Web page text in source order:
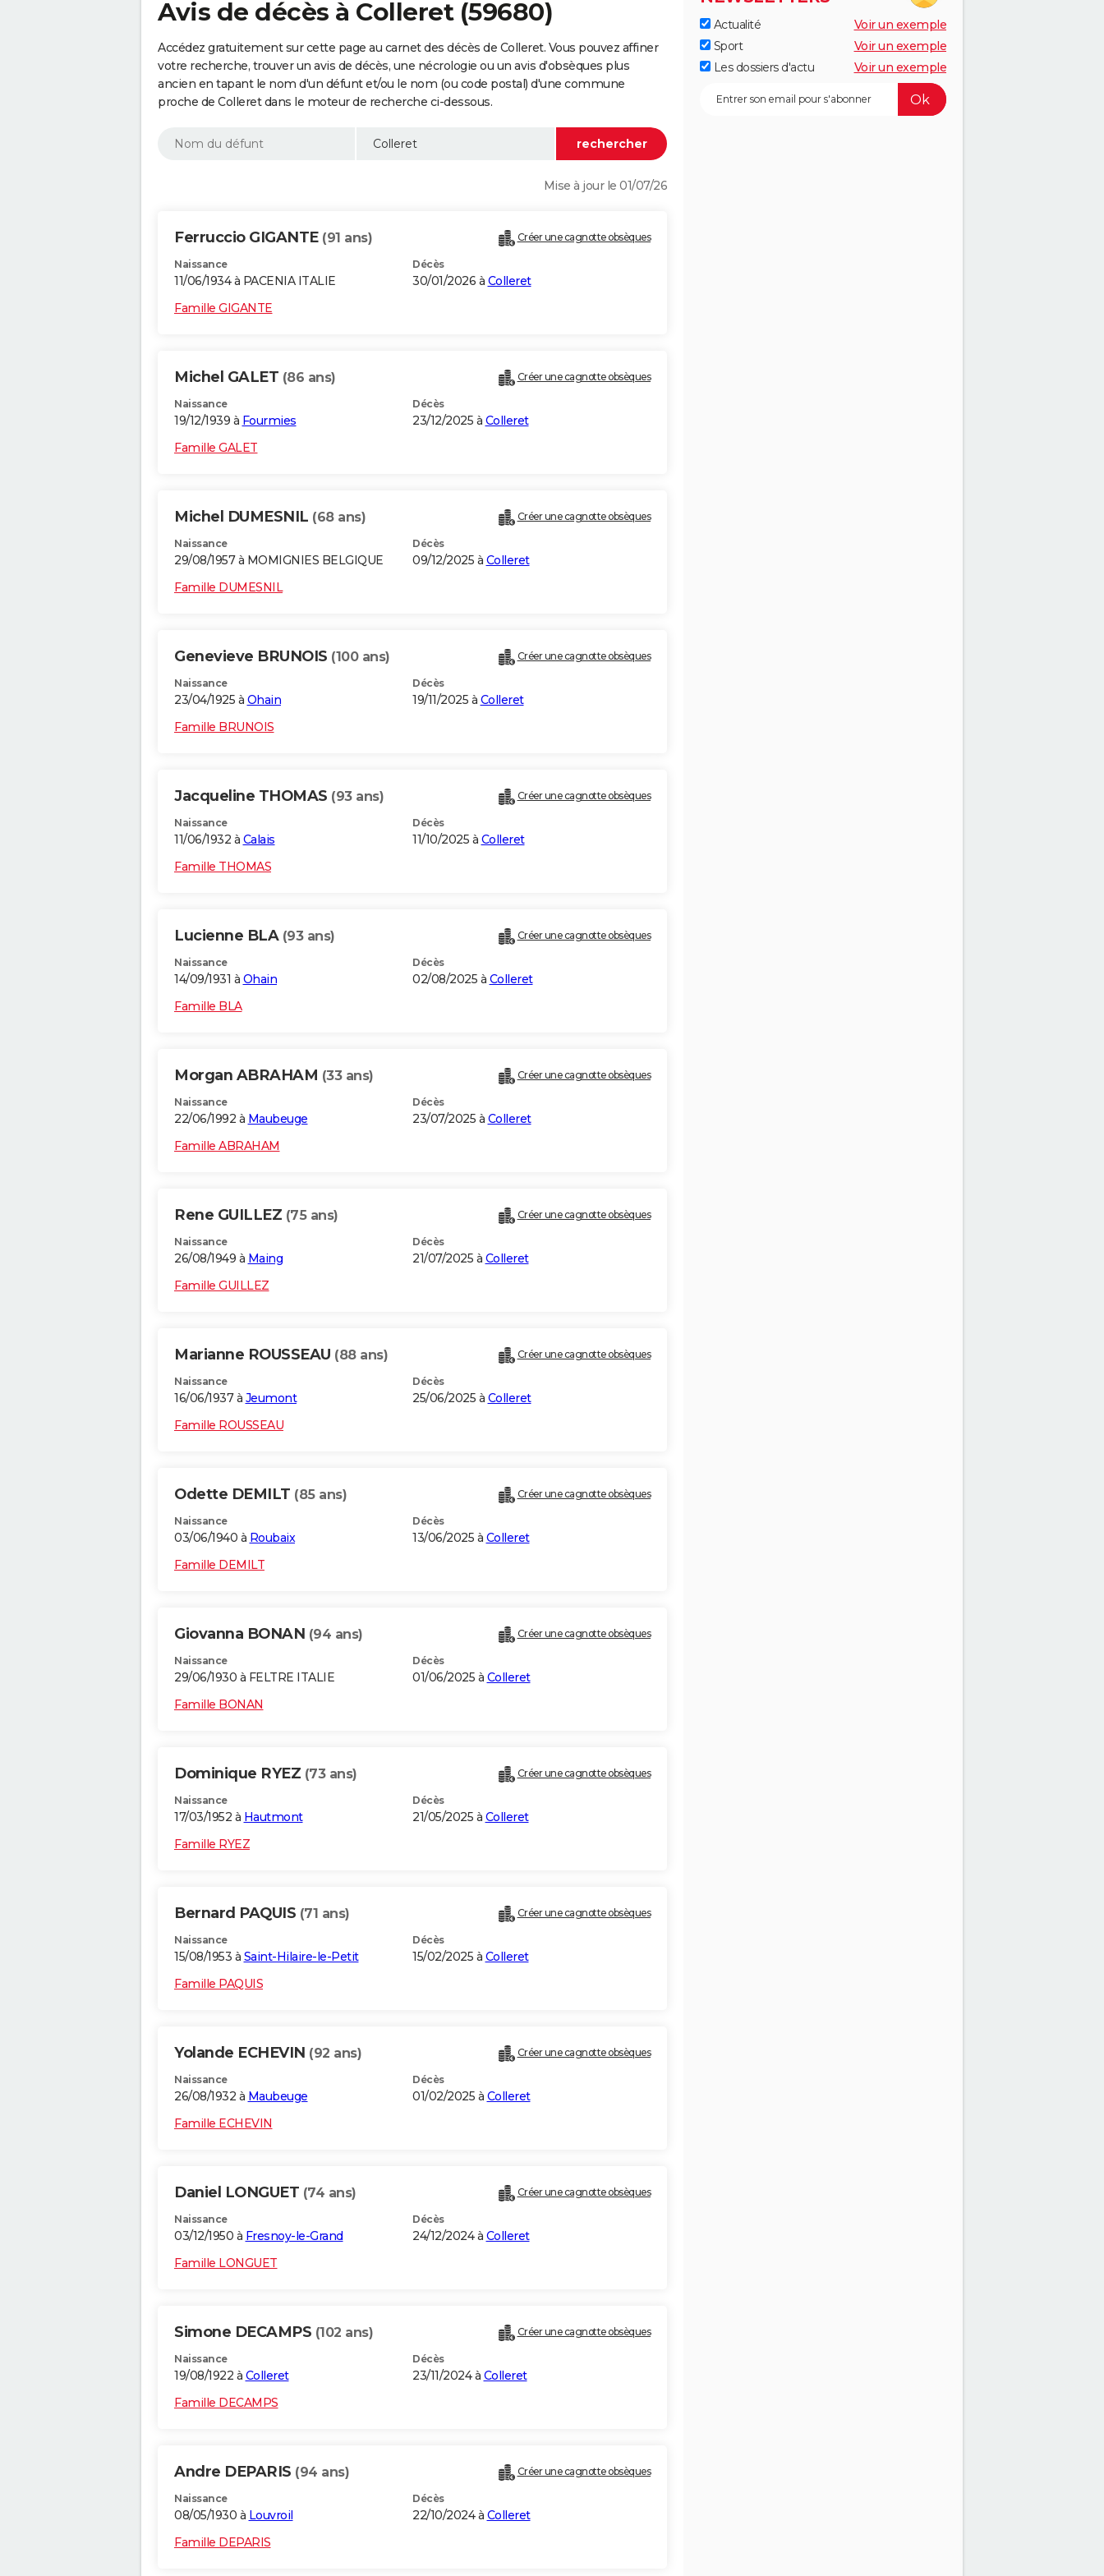
Avis de décès à Colleret (59680)
Accédez gratuitement sur cette page au carnet des décès de Colleret. Vous pouvez affiner
votre recherche, trouver un avis de décès, une nécrologie ou un avis d'obsèques plus
ancien en tapant le nom d'un défunt et/ou le nom (ou code postal) d'une commune
proche de Colleret dans le moteur de recherche ci-dessous.
Mise à jour le 01/07/26
Ferruccio GIGANTE (91 ans) Créer une cagnotte obsèques
Naissance
11/06/1934 à PACENIA ITALIE
Décès
30/01/2026 à Colleret
Famille GIGANTE
Michel GALET (86 ans) Créer une cagnotte obsèques
Naissance
19/12/1939 à Fourmies
Décès
23/12/2025 à Colleret
Famille GALET
Michel DUMESNIL (68 ans) Créer une cagnotte obsèques
Naissance
29/08/1957 à MOMIGNIES BELGIQUE
Décès
09/12/2025 à Colleret
Famille DUMESNIL
Genevieve BRUNOIS (100 ans) Créer une cagnotte obsèques
Naissance
23/04/1925 à Ohain
Décès
19/11/2025 à Colleret
Famille BRUNOIS
Jacqueline THOMAS (93 ans) Créer une cagnotte obsèques
Naissance
11/06/1932 à Calais
Décès
11/10/2025 à Colleret
Famille THOMAS
Lucienne BLA (93 ans) Créer une cagnotte obsèques
Naissance
14/09/1931 à Ohain
Décès
02/08/2025 à Colleret
Famille BLA
Morgan ABRAHAM (33 ans) Créer une cagnotte obsèques
Naissance
22/06/1992 à Maubeuge
Décès
23/07/2025 à Colleret
Famille ABRAHAM
Rene GUILLEZ (75 ans) Créer une cagnotte obsèques
Naissance
26/08/1949 à Maing
Décès
21/07/2025 à Colleret
Famille GUILLEZ
Marianne ROUSSEAU (88 ans) Créer une cagnotte obsèques
Naissance
16/06/1937 à Jeumont
Décès
25/06/2025 à Colleret
Famille ROUSSEAU
Odette DEMILT (85 ans) Créer une cagnotte obsèques
Naissance
03/06/1940 à Roubaix
Décès
13/06/2025 à Colleret
Famille DEMILT
Giovanna BONAN (94 ans) Créer une cagnotte obsèques
Naissance
29/06/1930 à FELTRE ITALIE
Décès
01/06/2025 à Colleret
Famille BONAN
Dominique RYEZ (73 ans) Créer une cagnotte obsèques
Naissance
17/03/1952 à Hautmont
Décès
21/05/2025 à Colleret
Famille RYEZ
Bernard PAQUIS (71 ans) Créer une cagnotte obsèques
Naissance
15/08/1953 à Saint-Hilaire-le-Petit
Décès
15/02/2025 à Colleret
Famille PAQUIS
Yolande ECHEVIN (92 ans) Créer une cagnotte obsèques
Naissance
26/08/1932 à Maubeuge
Décès
01/02/2025 à Colleret
Famille ECHEVIN
Daniel LONGUET (74 ans) Créer une cagnotte obsèques
Naissance
03/12/1950 à Fresnoy-le-Grand
Décès
24/12/2024 à Colleret
Famille LONGUET
Simone DECAMPS (102 ans) Créer une cagnotte obsèques
Naissance
19/08/1922 à Colleret
Décès
23/11/2024 à Colleret
Famille DECAMPS
Andre DEPARIS (94 ans) Créer une cagnotte obsèques
Naissance
08/05/1930 à Louvroil
Décès
22/10/2024 à Colleret
Famille DEPARIS
Actualité
Voir un exemple
Sport
Voir un exemple
Les dossiers d'actu
Voir un exemple